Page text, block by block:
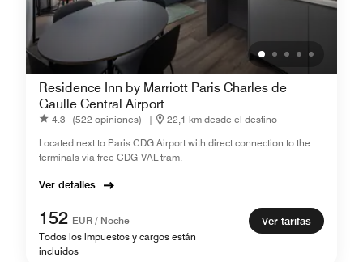
Residence Inn by Marriott Paris Charles de
Gaulle Central Airport
4.3 (522 opiniones) |
22,1 km desde el destino
Located next to Paris CDG Airport with direct connection to the
terminals via free CDG-VAL tram.
Ver detalles
152 EUR / Noche
Todos los impuestos y cargos están
incluidos
Ver tarifas